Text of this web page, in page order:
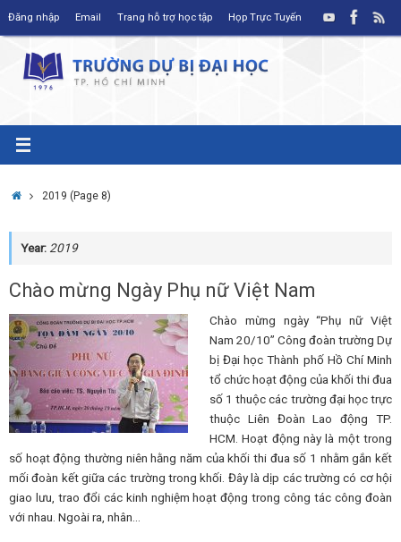
Đăng nhập Email Trang hỗ trợ học tập Họp Trực Tuyến
Home2019 (Page 8)
Year: 2019
Chào mừng Ngày Phụ nữ Việt Nam
Chào mừng ngày “Phụ nữ Việt
Nam 20/10” Công đoàn trường Dự
bị Đại học Thành phố Hồ Chí Minh
tổ chức hoạt động của khối thi đua
số 1 thuộc các trường đại học trực
thuộc Liên Đoàn Lao động TP.
HCM. Hoạt động này là một trong
số hoạt động thường niên hằng năm của khối thi đua số 1 nhằm gắn kết
mối đoàn kết giữa các trường trong khối. Đây là dịp các trường có cơ hội
giao lưu, trao đổi các kinh nghiệm hoạt động trong công tác công đoàn
với nhau. Ngoài ra, nhân…